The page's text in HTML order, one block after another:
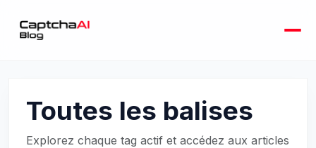
Toutes les balises
Explorez chaque tag actif et accédez aux articles